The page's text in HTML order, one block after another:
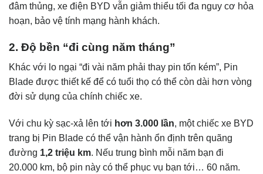
đâm thủng, xe điện BYD vẫn giảm thiểu tối đa nguy cơ hỏa
hoạn, bảo vệ tính mạng hành khách.
2. Độ bền “đi cùng năm tháng”
Khác với lo ngại “đi vài năm phải thay pin tốn kém”, Pin
Blade được thiết kế để có tuổi thọ có thể còn dài hơn vòng
đời sử dụng của chính chiếc xe.
Với chu kỳ sạc-xả lên tới hơn 3.000 lần, một chiếc xe BYD
trang bị Pin Blade có thể vận hành ổn định trên quãng
đường 1,2 triệu km. Nếu trung bình mỗi năm bạn đi
20.000 km, bộ pin này có thể phục vụ bạn tới… 60 năm.